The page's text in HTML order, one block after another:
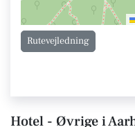
Rutevejledning
Hotel - Øvrige i